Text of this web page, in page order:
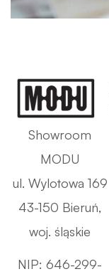
Showroom
MODU
ul. Wylotowa 169
43-150 Bieruń,
woj. śląskie
NIP: 646-299-